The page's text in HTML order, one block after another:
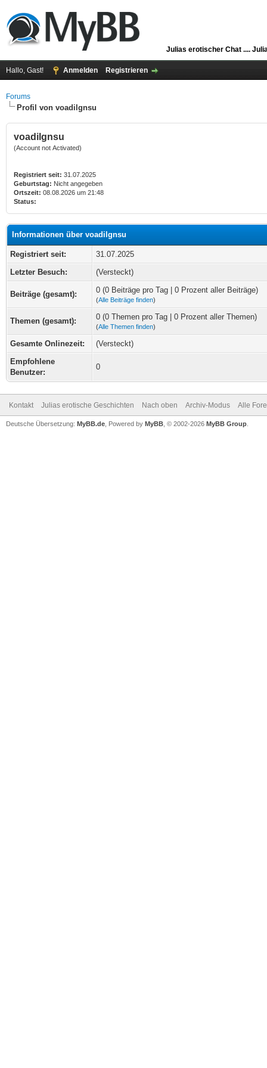
Julias erotischer Chat ....
Hallo, Gast! Anmelden Registrieren
Forums
Profil von voadilgnsu
voadilgnsu
(Account not Activated)
Registriert seit: 31.07.2025
Geburtstag: Nicht angegeben
Ortszeit: 08.08.2026 um 21:48
Status:
Informationen über voadilgnsu
Registriert seit:
31.07.2025
Letzter Besuch:
(Versteckt)
Beiträge (gesamt): 0 (0 Beiträge pro Tag | 0 Prozent aller Beiträge)
(Alle Beiträge finden)
Themen (gesamt): 0 (0 Themen pro Tag | 0 Prozent aller Themen)
(Alle Themen finden)
Gesamte Onlinezeit:
(Versteckt)
Empfohlene
Benutzer:
0
Kontakt Julias erotische Geschichten Nach oben Archiv-Modus Alle
Deutsche Übersetzung: MyBB.de , Powered by MyBB , © 2002-2026 MyBB Group